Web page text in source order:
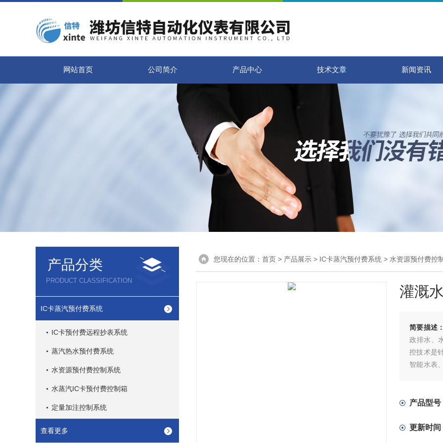
网站首页 公司简介 产品中心 技术文章 新闻资讯
产品分类
PRODUCT CLASSIFICATION
IC卡蒸汽预付费系统
IC卡预付费远程抄表系统
蒸汽热水预付费系统
水资源预付费控制系统
水蒸汽IC卡预付费控制箱
定量加注控制系统
查看更多
您现在的位置： 首页 > 产品展示 > IC卡蒸汽预付费系统 > 水资源预付费控
灌溉
简要描述
政排水、
控技术是
智能水表
产品型号
更新时间